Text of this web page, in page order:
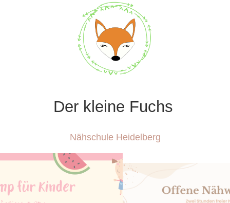
Der kleine Fuchs
Nähschule Heidelberg